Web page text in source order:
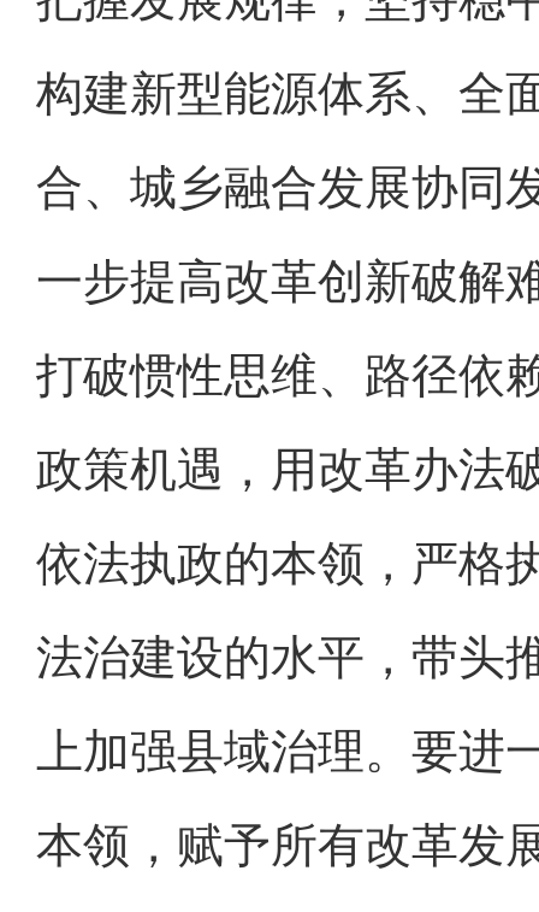
构建新型能源体系、全
合、城乡融合发展协同
一步提高改革创新破解
打破惯性思维、路径依
政策机遇，用改革办法
依法执政的本领，严格
法治建设的水平，带头
上加强县域治理。要
本领，赋予所有改革发